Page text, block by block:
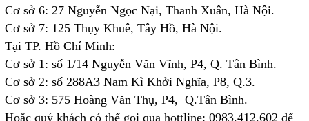
Cơ sở 6: 27 Nguyễn Ngọc Nại, Thanh Xuân, Hà Nội.
Cơ sở 7: 125 Thụy Khuê, Tây Hồ, Hà Nội.
Tại TP. Hồ Chí Minh:
Cơ sở 1: số 1/14 Nguyễn Văn Vĩnh, P4, Q. Tân Bình.
Cơ sở 2: số 288A3 Nam Kì Khởi Nghĩa, P8, Q.3.
Cơ sở 3: 575 Hoàng Văn Thụ, P4, Q.Tân Bình.
Hoặc quý khách có thể gọi qua hottline: 0983.412.602 để